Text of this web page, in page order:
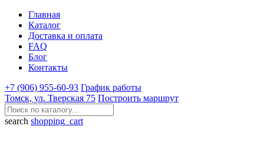
Главная
Каталог
Доставка и оплата
FAQ
Блог
Контакты
+7 (906) 955-60-93 График работы
Томск, ул. Тверская 75 Построить маршрут
search shopping_cart